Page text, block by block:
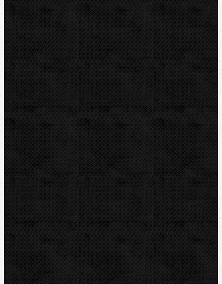
Vysoušení, odvlhčování
Zmrazovací zařízení
Vrtání a frézy
Elektomontážní nářadí
Lokalizace a trasování
Značky
RIDGID
BERNZOMATIC
NIPO